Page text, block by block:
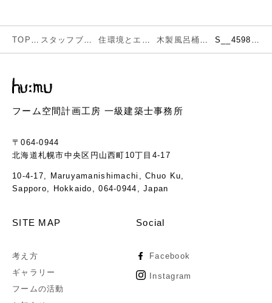
フーム空間計画工房 一級建築士事務所
〒064-0944
北海道札幌市中央区円山西町10丁目4-17
10-4-17, Maruyamanishimachi, Chuo Ku,
Sapporo, Hokkaido, 064-0944, Japan
SITE MAP
考え方
ギャラリー
フームの活動
Social
Facebook
Instagram